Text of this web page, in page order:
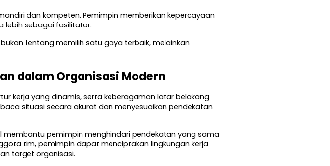
dan kompeten. Pemimpin memberikan kepercayaan
lebih sebagai fasilitator.
tentang memilih satu gaya terbaik, melainkan
dalam Organisasi Modern
kerja yang dinamis, serta keberagaman latar belakang
situasi secara akurat dan menyesuaikan pendekatan
membantu pemimpin menghindari pendekatan yang sama
tim, pemimpin dapat menciptakan lingkungan kerja
target organisasi.